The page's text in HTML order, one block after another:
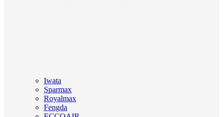
Iwata
Sparmax
Royalmax
Fengda